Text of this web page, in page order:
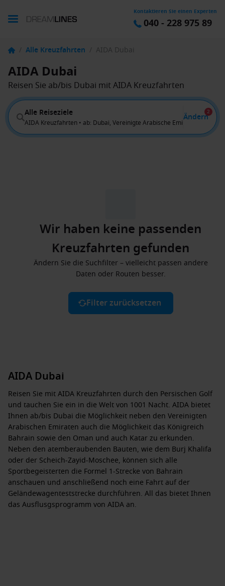
Kontaktieren Sie einen Experten
040 - 228 975 89
/ Alle Kreuzfahrten / AIDA Dubai
AIDA Dubai
Reisen Sie ab/bis Dubai mit AIDA Kreuzfahrten
Alle Reiseziele
AIDA Kreuzfahrten • ab: Dubai, Vereinigte Arabische Emirate
Ändern
2
Wir haben keine passenden
Kreuzfahrten gefunden
Ändern Sie die Suchfilter – vielleicht passen andere
Daten oder Routen besser.
Filter zurücksetzen
AIDA Dubai
Reisen Sie mitAIDA Kreuzfahrten durch den Persischen Golf
und tauchen Sie ein in die Welt von 1001 Nacht. AIDA bietet
Ihnen ab/bis Dubai die Möglichkeit neben den Vereinigten
Arabischen Emiraten auch die Möglichkeit das Königreich
Bahrain sowie den Oman und auch Katarzu erkunden.
Neben den atemberaubenden Bauten, wie dem Burj Khalifa
oder der Scheich-Zayid-Moschee, können sich alle
Sportbegeisterten die Formel 1-Strecke von Bahrain
anschauen und anschließend noch eine Fahrt auf der
Geländewagenteststrecke durchführen. All das bietet Ihnen
das Ausflusgsprogramm von AIDA an.